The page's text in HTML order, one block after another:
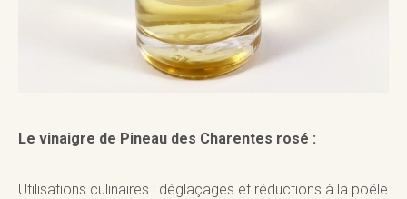
Le vinaigre de Pineau des Charentes rosé :
Utilisations culinaires : déglaçages et réductions à la poêle